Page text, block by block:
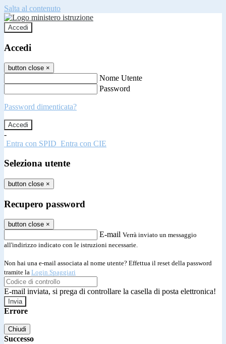
Salta al contenuto
Accedi
Accedi
button close ×
Nome Utente
Password
Password dimenticata?
-
Entra con SPID Entra con CIE
Seleziona utente
button close ×
Recupero password
button close ×
E-mail Verrà inviato un messaggio
all'indirizzo indicato con le istruzioni necessarie.
Non hai una e-mail associata al nome utente? Effettua il reset della password
tramite la Login Spaggiari
E-mail inviata, si prega di controllare la casella di posta elettronica!
Errore
Chiudi
Successo